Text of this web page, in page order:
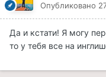
Опубликовано
Да и кстати! Я могу
то у тебя все на